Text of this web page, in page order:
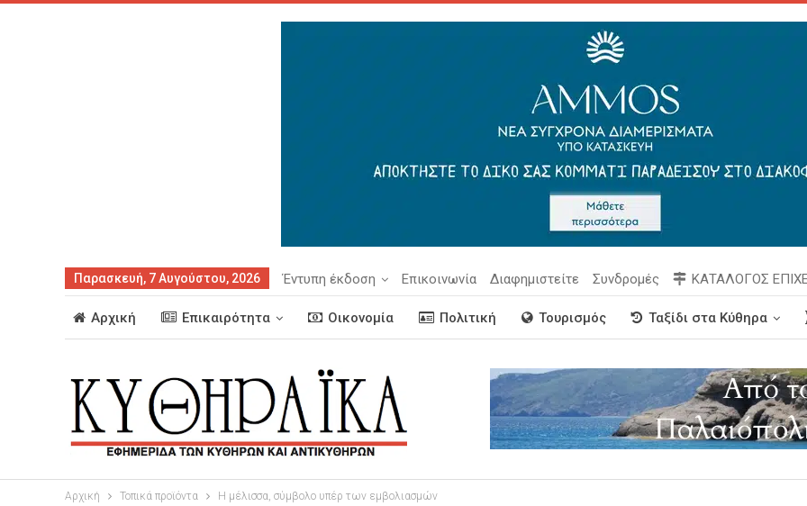
Παρασκευή, 7 Αυγούστου, 2026 Έντυπη έκδοση Επικοινωνία Διαφημιστείτε Συνδρομές ΚΑΤΑΛΟΓΟΣ
Αρχική Επικαιρότητα Οικονομία Πολιτική Τουρισμός Ταξίδι στα Κύθηρα
Αρχική Τοπικά προϊόντα H μέλισσα, σύμβολο υπέρ των εμβολιασμών